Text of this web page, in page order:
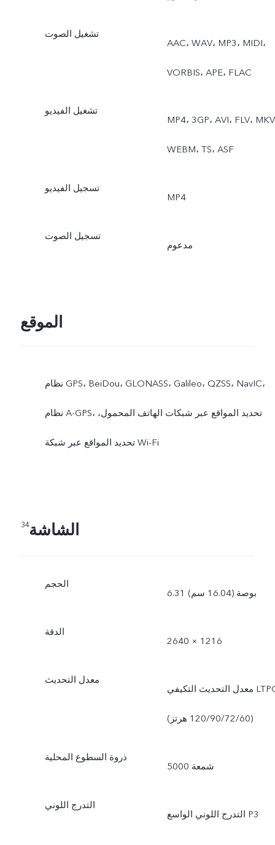
تشغيل الصوت
AAC، ‏WAV، ‏MP3، ‏MIDI،
‏VORBIS، ‏APE، ‏FLAC
تشغيل الفيديو
MP4، ‏3GP، ‏AVI، ‏FLV، ‏MKV،
‏WEBM، ‏TS، ‏ASF
تسجيل الفيديو
MP4
تسجيل الصوت
مدعوم
الموقع
نظام GPS،‏ BeiDou،‏ GLONASS،‏ Galileo،‏ QZSS، NavIC،
نظام A-GPS، تحديد المواقع عبر شبكات الهاتف المحمول،
تحديد المواقع عبر شبكة Wi-Fi
الشاشة34
الحجم
6.31 بوصة (16.04 سم)
الدقة
2640 × 1216
معدل التحديث
معدل التحديث التكيفي LTPO
(‏120/90/72/60 هرتز)
ذروة السطوع المحلية
5000 شمعة
التدرج اللوني
التدرج اللوني الواسع P3